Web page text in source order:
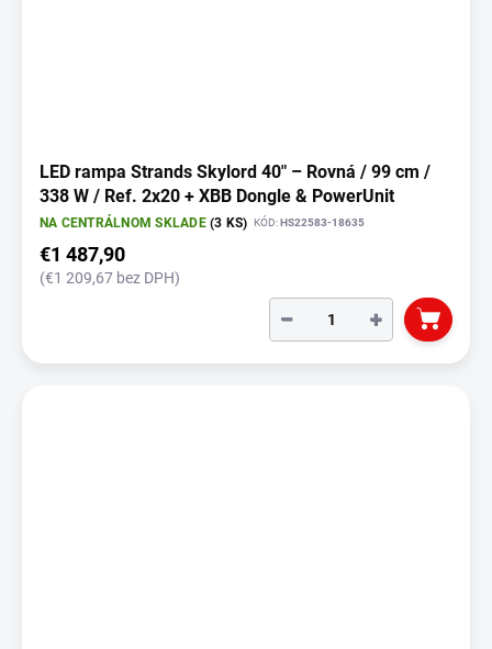
LED rampa Strands Skylord 40" – Rovná / 99 cm /
338 W / Ref. 2x20 + XBB Dongle & PowerUnit
NA CENTRÁLNOM SKLADE(3 KS) KÓD:HS22583-18635
€1 487,90
(€1 209,67 bez DPH)
+
−